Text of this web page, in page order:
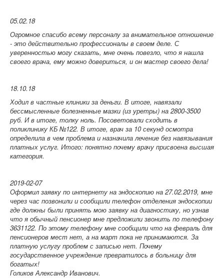
05.02.18
Огромное спасибо всему персоналу за внимательное отношение
- это действительно профессионалы в своем деле. С
уверенностью могу сказать, мне очень повезло, что я нашла
своего врача, ему можно довериться, и он мастер своего дела!
18.10.18
Ходил в частные клиники за деньги. В итоге, навязали
бессмысленные болезненные мазки (из уретры) на 2800-3500
руб. И в итоге, толку ноль. Посоветовали сходить в
поликлинику КБ №122. В итоге, врач за 10 секунд осмотра
определила в чем проблема и назначила лечение без навязывания
платных услуг. Итого: понятно почему врачу присвоена высшая
категория.
2019-02-07
Оформил заявку по интернету на эндоскопию на 27.02.2019, мне
через час позвонили и сообщили телефон отделения эндоскопии
где должны были принять мою заявку на диагностику, но узнав
что я обычный пенсионер мне предложили звонить по телефону
3631122. По этому телефону мне сообщили что на февраль для
пенсионеров мест нет, а на март пока не принимаются. За
платную услугу проблем с записью нет. Почему
государственное учреждение превратилось в больницу для
богатых!
Голиков Александр Иванович.